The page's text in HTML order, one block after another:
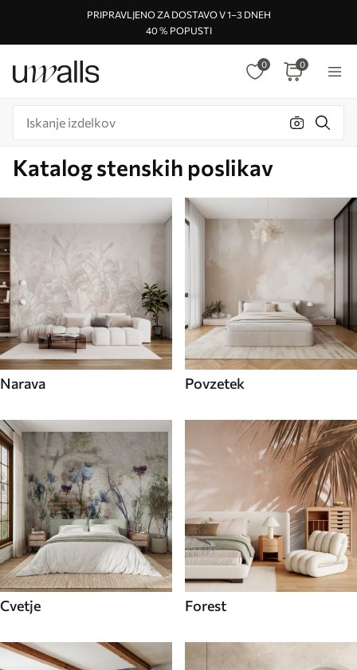
PRIPRAVLJENO ZA DOSTAVO V 1–3 DNEH
40 % POPUSTI
0 0
Katalog stenskih poslikav
Narava Povzetek
Cvetje Forest